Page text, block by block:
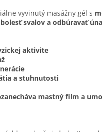
vyvinutý masážny gél s
svalov a odbúravať
aktivite
a stuhnutosti
mastný film a